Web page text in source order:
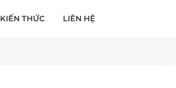
KIẾN THỨC LIÊN HỆ